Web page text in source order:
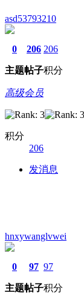
asd53793210
0
主题
206
帖子
206
积分
高级会员
积分
206
发消息
hnxywanglvwei
0
主题
97
帖子
97
积分